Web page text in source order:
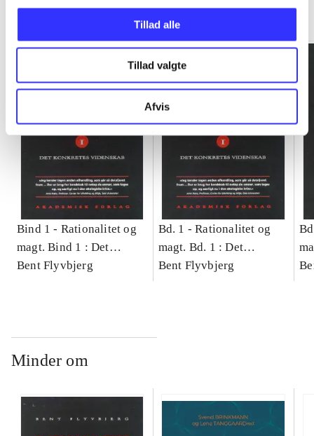
Tillad alle
Tillad valgte
Afvis
Gå til serien
Bind 1 - Rationalitet og
magt. Bind 1 : Det
konkretes videnskab
Bent Flyvbjerg
Bd. 1 -Rationalitet og
magt. Bd. 1 : Det
konkretes videnskab
Bent Flyvbjerg
Minder om